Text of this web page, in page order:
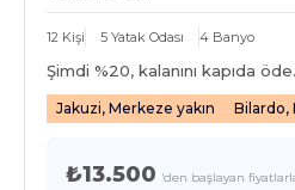
12 Kişi 5 Yatak Odası 4 Banyo
Şimdi %20, kalanını kapıda öde.
Jakuzi, Merkeze yakın Bilardo,
₺13.500 'den başlayan